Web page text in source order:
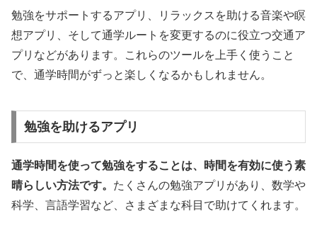
勉強をサポートするアプリ、リラックスを助ける音楽や瞑
想アプリ、そして通学ルートを変更するのに役立つ交通ア
プリなどがあります。これらのツールを上手く使うこと
で、通学時間がずっと楽しくなるかもしれません。
勉強を助けるアプリ
通学時間を使って勉強をすることは、時間を有効に使う素
晴らしい方法です。 たくさんの勉強アプリがあり、数学や
科学、言語学習など、さまざまな科目で助けてくれます。